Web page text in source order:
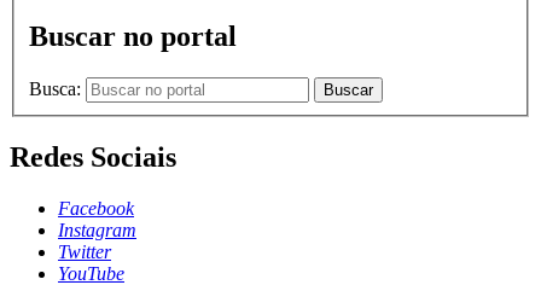
Buscar no portal
Busca: Buscar
Redes Sociais
Facebook
Instagram
Twitter
YouTube